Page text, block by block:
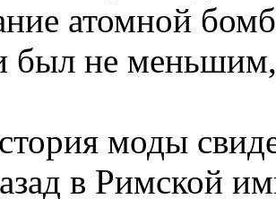
атомной
был не меньшим,
моды
в Римской